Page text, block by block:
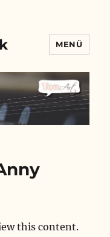
MENÜ
this content.